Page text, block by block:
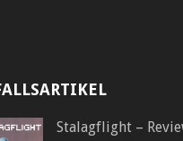
Stalagflight –